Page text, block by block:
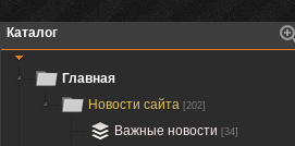
Каталог
Главная
Новости сайта [202]
Важные новости [34]